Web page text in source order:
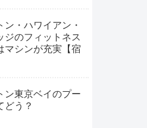
ン・ハワイアン・
ジのフィットネス
マシンが充実【宿
ン東京ベイのプー
どう？